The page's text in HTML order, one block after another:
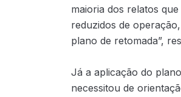
maioria dos relatos
reduzidos de
plano de retomada”,
Já a aplicação do
necessitou de